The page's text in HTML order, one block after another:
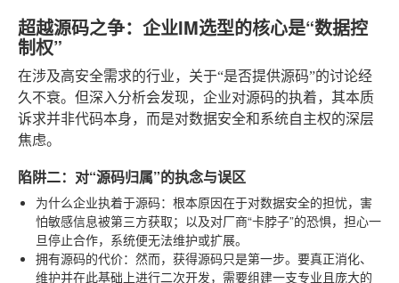
超越源码之争：企业IM选型的核心是“数据控
制权”
在涉及高安全需求的行业，关于“是否提供源码”的讨论经
久不衰。但深入分析会发现，企业对源码的执着，其本质
诉求并非代码本身，而是对数据安全和系统自主权的深层
焦虑。
陷阱二：对“源码归属”的执念与误区
为什么企业执着于源码：根本原因在于对数据安全的担忧，害
怕敏感信息被第三方获取；以及对厂商“卡脖子”的恐惧，担心一
旦停止合作，系统便无法维护或扩展。
拥有源码的代价：然而，获得源码只是第一步。要真正消化、
维护并在此基础上进行二次开发，需要组建一支专业且庞大的